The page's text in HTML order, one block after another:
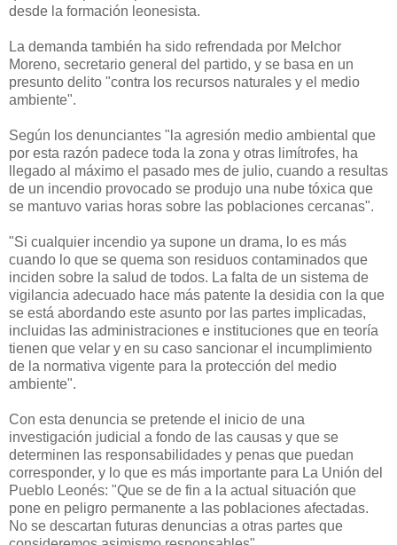
desde la formación leonesista.
La demanda también ha sido refrendada por Melchor
Moreno, secretario general del partido, y se basa en un
presunto delito "contra los recursos naturales y el medio
ambiente".
Según los denunciantes "la agresión medio ambiental que
por esta razón padece toda la zona y otras limítrofes, ha
llegado al máximo el pasado mes de julio, cuando a resultas
de un incendio provocado se produjo una nube tóxica que
se mantuvo varias horas sobre las poblaciones cercanas".
"Si cualquier incendio ya supone un drama, lo es más
cuando lo que se quema son residuos contaminados que
inciden sobre la salud de todos. La falta de un sistema de
vigilancia adecuado hace más patente la desidia con la que
se está abordando este asunto por las partes implicadas,
incluidas las administraciones e instituciones que en teoría
tienen que velar y en su caso sancionar el incumplimiento
de la normativa vigente para la protección del medio
ambiente".
Con esta denuncia se pretende el inicio de una
investigación judicial a fondo de las causas y que se
determinen las responsabilidades y penas que puedan
corresponder, y lo que es más importante para La Unión del
Pueblo Leonés: "Que se de fin a la actual situación que
pone en peligro permanente a las poblaciones afectadas.
No se descartan futuras denuncias a otras partes que